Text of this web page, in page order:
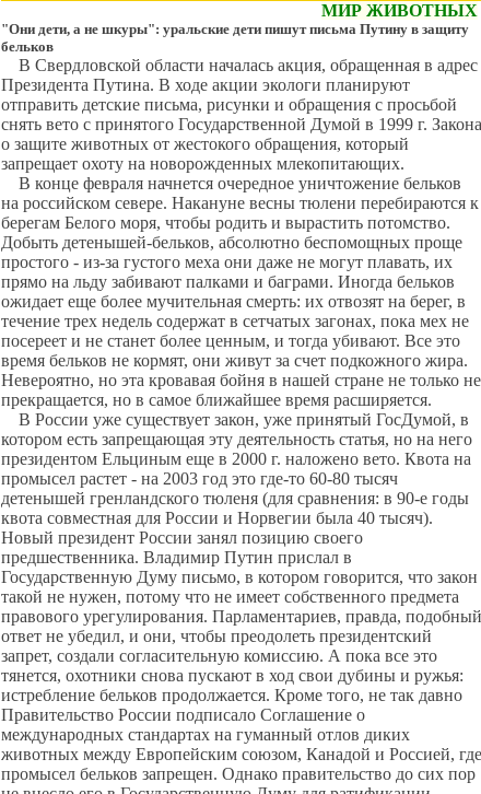
МИР ЖИВОТНЫХ
"Они дети, а не шкуры": уральские дети пишут письма Путину в защиту
бельков
В Свердловской области началась акция, обращенная в адрес
Президента Путина. В ходе акции экологи планируют
отправить детские письма, рисунки и обращения с просьбой
снять вето с принятого Государственной Думой в 1999 г. Закона
о защите животных от жестокого обращения, который
запрещает охоту на новорожденных млекопитающих.
В конце февраля начнется очередное уничтожение бельков
на российском севере. Накануне весны тюлени перебираются к
берегам Белого моря, чтобы родить и вырастить потомство.
Добыть детенышей-бельков, абсолютно беспомощных проще
простого - из-за густого меха они даже не могут плавать, их
прямо на льду забивают палками и баграми. Иногда бельков
ожидает еще более мучительная смерть: их отвозят на берег, в
течение трех недель содержат в сетчатых загонах, пока мех не
посереет и не станет более ценным, и тогда убивают. Все это
время бельков не кормят, они живут за счет подкожного жира.
Невероятно, но эта кровавая бойня в нашей стране не только не
прекращается, но в самое ближайшее время расширяется.
В России уже существует закон, уже принятый ГосДумой, в
котором есть запрещающая эту деятельность статья, но на него
президентом Ельциным еще в 2000 г. наложено вето. Квота на
промысел растет - на 2003 год это где-то 60-80 тысяч
детенышей гренландского тюленя (для сравнения: в 90-е годы
квота совместная для России и Норвегии была 40 тысяч).
Новый президент России занял позицию своего
предшественника. Владимир Путин прислал в
Государственную Думу письмо, в котором говорится, что закон
такой не нужен, потому что не имеет собственного предмета
правового урегулирования. Парламентариев, правда, подобный
ответ не убедил, и они, чтобы преодолеть президентский
запрет, создали согласительную комиссию. А пока все это
тянется, охотники снова пускают в ход свои дубины и ружья:
истребление бельков продолжается. Кроме того, не так давно
Правительство России подписало Соглашение о
международных стандартах на гуманный отлов диких
животных между Европейским союзом, Канадой и Россией, где
промысел бельков запрещен. Однако правительство до сих пор